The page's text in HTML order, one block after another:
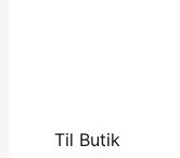
Til Butik